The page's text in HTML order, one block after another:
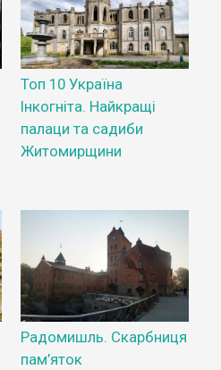
Топ 10 Україна
Інкогніта. Найкращі
палаци та садиби
Житомирщини
Радомишль. Скарбниця
пам’яток